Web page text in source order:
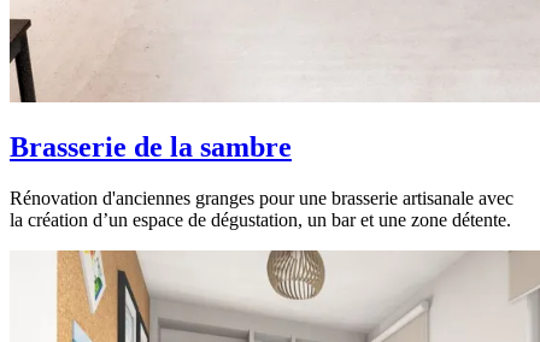
Brasserie de la sambre
Rénovation d'anciennes granges pour une brasserie artisanale avec
la création d’un espace de dégustation, un bar et une zone détente.